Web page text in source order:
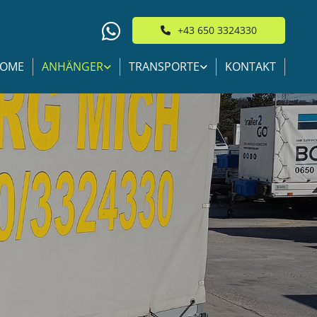
+43 650 3324330
ANHÄNGER TRANSPORTE KONTAKT